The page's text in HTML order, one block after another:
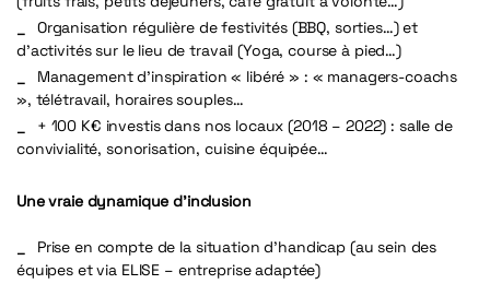
Organisation régulière de festivités (BBQ, sorties…) et
d’activités sur le lieu de travail (Yoga, course à pied…)
Management d’inspiration « libéré » : « managers-coachs
», télétravail, horaires souples…
+ 100 K€ investis dans nos locaux (2018 – 2022) : salle de
convivialité, sonorisation, cuisine équipée…
Une vraie dynamique d’inclusion
Prise en compte de la situation d’handicap (au sein des
équipes et via ELISE – entreprise adaptée)